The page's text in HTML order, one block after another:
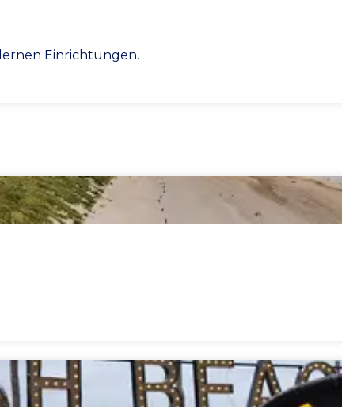
Einrichtungen.